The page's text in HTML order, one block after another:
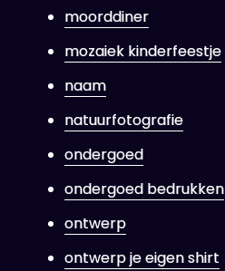
moorddiner
mozaiek kinderfeestje
naam
natuurfotografie
ondergoed
ondergoed bedrukken
ontwerp
ontwerp je eigen shirt